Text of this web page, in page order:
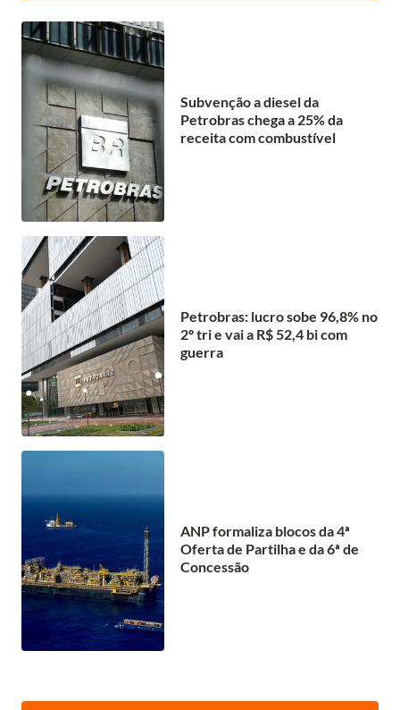
Subvenção a diesel da
Petrobras chega a 25% da
receita com combustível
Petrobras: lucro sobe 96,8% no
2º tri e vai a R$ 52,4 bi com
guerra
ANP formaliza blocos da 4ª
Oferta de Partilha e da 6ª de
Concessão